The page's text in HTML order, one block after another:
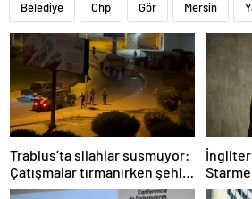
Belediye Chp Gör Mersin
Trablus’ta silahlar susmuyor:
Çatışmalar tırmanırken şehir
alarmda
çıktı